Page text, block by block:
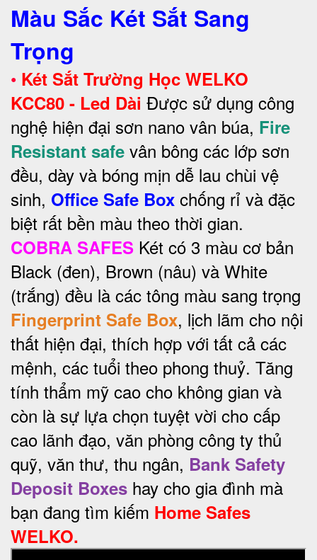
Màu Sắc Két Sắt Sang
Trọng
• Két Sắt Trường Học WELKO
KCC80 - Led Dài Được sử dụng công
nghệ hiện đại sơn nano vân búa, Fire
Resistant safe vân bông các lớp sơn
đều, dày và bóng mịn dễ lau chùi vệ
sinh, Office Safe Box chống rỉ và đặc
biệt rất bền màu theo thời gian.
COBRA SAFES Két có 3 màu cơ bản
Black (đen), Brown (nâu) và White
(trắng) đều là các tông màu sang trọng
Fingerprint Safe Box, lịch lãm cho nội
thất hiện đại, thích hợp với tất cả các
mệnh, các tuổi theo phong thuỷ. Tăng
tính thẩm mỹ cao cho không gian và
còn là sự lựa chọn tuyệt vời cho cấp
cao lãnh đạo, văn phòng công ty thủ
quỹ, văn thư, thu ngân, Bank Safety
Deposit Boxes hay cho gia đình mà
bạn đang tìm kiếm Home Safes
WELKO.